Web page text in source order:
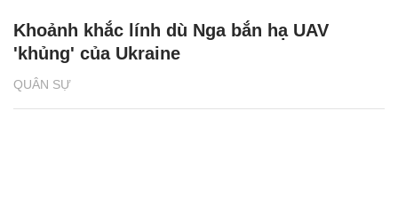
QUÂN SỰ
Khoảnh khắc lính dù Nga bắn hạ UAV
'khủng' của Ukraine